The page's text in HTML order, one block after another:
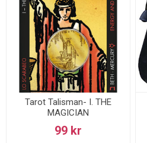
Tarot Talisman- I. THE
MAGICIAN
99 kr